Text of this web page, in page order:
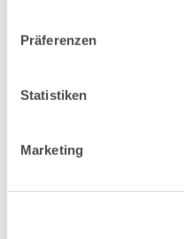
Präferenzen
Statistiken
Marketing